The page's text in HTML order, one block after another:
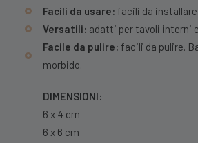
Facili da usare: facili da
Versatili: adatti per tavoli interni
Facile da pulire: facili da pulire.
morbido.
DIMENSIONI:
6 x 4 cm
6 x 6 cm